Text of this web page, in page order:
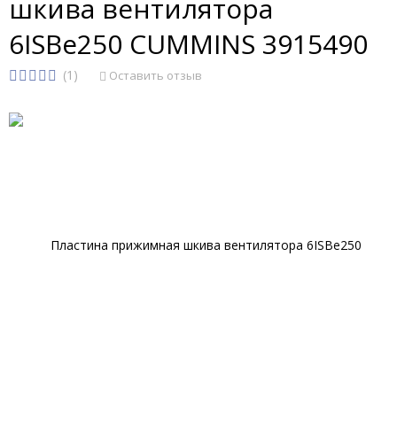
шкива вентилятора
6ISBe250 CUMMINS 3915490
(1) Оставить отзыв